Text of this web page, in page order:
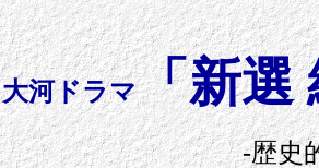
大河ドラマ「新選
-歴史